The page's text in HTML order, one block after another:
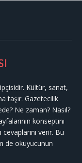
Kültür, sanat,
taşır. Gazetecilik
Ne zaman? Nasıl?
konseptini
verir. Bu
de okuyucunun